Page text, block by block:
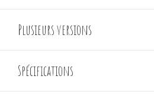
Plusieurs versions
Spécifications